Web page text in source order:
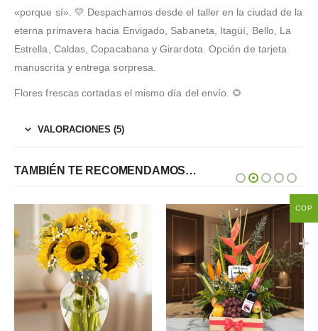
«porque sí». 💛 Despachamos desde el taller en la ciudad de la
eterna primavera hacia Envigado, Sabaneta, Itagüí, Bello, La
Estrella, Caldas, Copacabana y Girardota. Opción de tarjeta
manuscrita y entrega sorpresa.
Flores frescas cortadas el mismo día del envío. 🌻
VALORACIONES (5)
TAMBIÉN TE RECOMENDAMOS…
COP